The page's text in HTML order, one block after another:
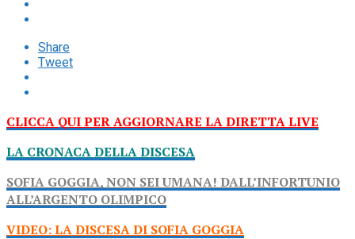
Share
Tweet
CLICCA QUI PER AGGIORNARE LA DIRETTA LIVE
LA CRONACA DELLA DISCESA
SOFIA GOGGIA, NON SEI UMANA! DALL’INFORTUNIO
ALL’ARGENTO OLIMPICO
VIDEO: LA DISCESA DI SOFIA GOGGIA